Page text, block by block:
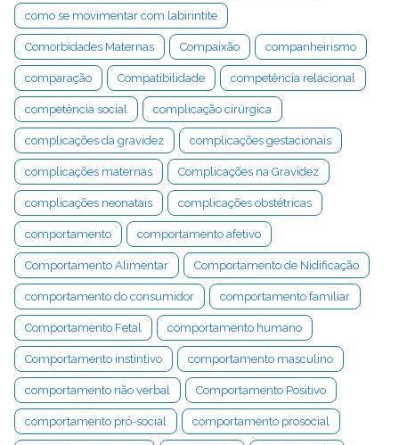
como se movimentar com labirintite
Comorbidades Maternas Compaixão companheirismo
comparação Compatibilidade competência relacional
competência social complicação cirúrgica
complicações da gravidez complicações gestacionais
complicações maternas Complicações na Gravidez
complicações neonatais complicações obstétricas
comportamento comportamento afetivo
Comportamento Alimentar Comportamento de Nidificação
comportamento do consumidor comportamento familiar
Comportamento Fetal comportamento humano
Comportamento instintivo comportamento masculino
comportamento não verbal Comportamento Positivo
comportamento pró-social comportamento prosocial